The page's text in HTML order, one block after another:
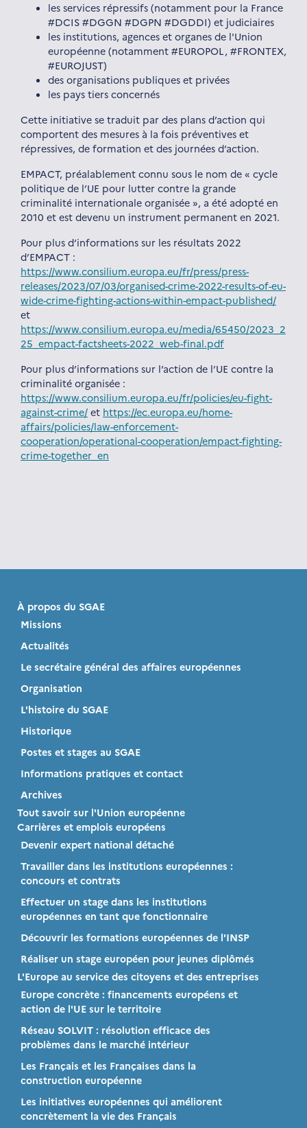
les services répressifs (notamment pour la France
#DCIS #DGGN #DGPN #DGDDI) et judiciaires
les institutions, agences et organes de l'Union
européenne (notamment #EUROPOL, #FRONTEX,
#EUROJUST)
des organisations publiques et privées
les pays tiers concernés
Cette initiative se traduit par des plans d’action qui
comportent des mesures à la fois préventives et
répressives, de formation et des journées d’action.
EMPACT, préalablement connu sous le nom de « cycle
politique de l’UE pour lutter contre la grande
criminalité internationale organisée », a été adopté en
2010 et est devenu un instrument permanent en 2021.
Pour plus d’informations sur les résultats 2022
d’EMPACT :
https://www.consilium.europa.eu/fr/press/press-
releases/2023/07/03/organised-crime-2022-results-of-eu-
wide-crime-fighting-actions-within-empact-published/
et
https://www.consilium.europa.eu/media/65450/2023_2
25_empact-factsheets-2022_web-final.pdf
Pour plus d’informations sur l’action de l’UE contre la
criminalité organisée :
https://www.consilium.europa.eu/fr/policies/eu-fight-
against-crime/ et https://ec.europa.eu/home-
affairs/policies/law-enforcement-
cooperation/operational-cooperation/empact-fighting-
crime-together_en
À propos du SGAE
Missions
Actualités
Le secrétaire général des affaires européennes
Organisation
L'histoire du SGAE
Historique
Postes et stages au SGAE
Informations pratiques et contact
Archives
Tout savoir sur l'Union européenne
Carrières et emplois européens
Devenir expert national détaché
Travailler dans les institutions européennes :
concours et contrats
Effectuer un stage dans les institutions
européennes en tant que fonctionnaire
Découvrir les formations européennes de l'INSP
Réaliser un stage européen pour jeunes diplômés
L'Europe au service des citoyens et des entreprises
Europe concrète : financements européens et
action de l'UE sur le territoire
Réseau SOLVIT : résolution efficace des
problèmes dans le marché intérieur
Les Français et les Françaises dans la
construction européenne
Les initiatives européennes qui améliorent
concrètement la vie des Français